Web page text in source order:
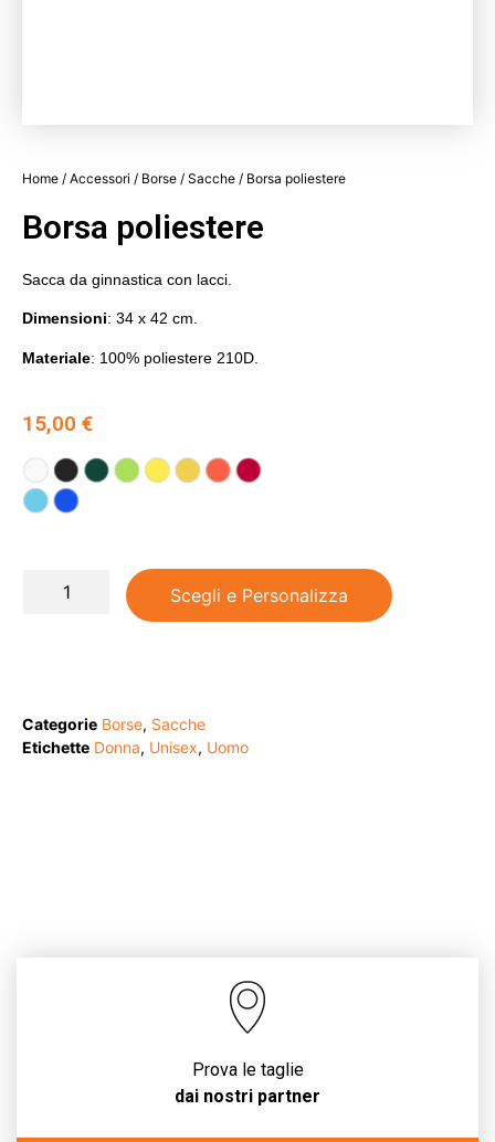
Home / Accessori / Borse / Sacche / Borsa poliestere
Borsa poliestere
Sacca da ginnastica con lacci.
Dimensioni: 34 x 42 cm.
Materiale: 100% poliestere 210D.
15,00 €
Scegli e Personalizza
Categorie Borse, Sacche
Etichette Donna, Unisex, Uomo
Prova le taglie
dai nostri partner